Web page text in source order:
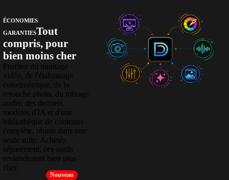
ÉCONOMIES
GARANTIESTout
compris, pour
bien moins cher
Profitez du montage
vidéo, de l'étalonnage
colorimétrique, de la
retouche photo, du mixage
audio, des derniers
modèles d'IA et d'une
bibliothèque de contenus
complète, réunis dans une
seule suite. Achetés
séparément, ces outils
reviendraient bien plus
cher.
Nouveau